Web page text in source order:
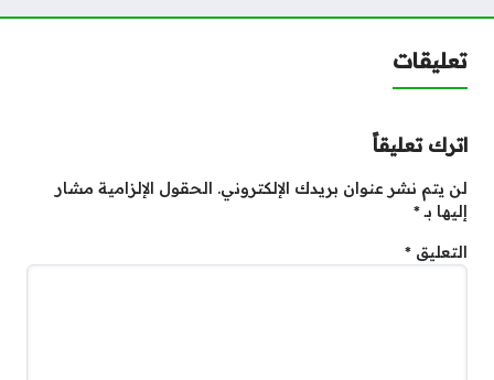
تعليقات
اترك تعليقاً
لن يتم نشر عنوان بريدك الإلكتروني. الحقول الإلزامية مشار
إليها بـ*
التعليق *